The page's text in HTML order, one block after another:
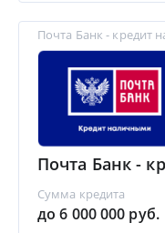
Почта Банк - кредит
Почта Банк -
Сумма кредита
до 6 000 000 руб.